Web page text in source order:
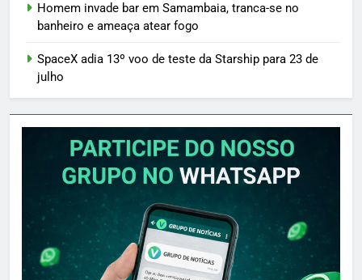
Homem invade bar em Samambaia, tranca-se no
banheiro e ameaça atear fogo
SpaceX adia 13º voo de teste da Starship para 23 de
julho